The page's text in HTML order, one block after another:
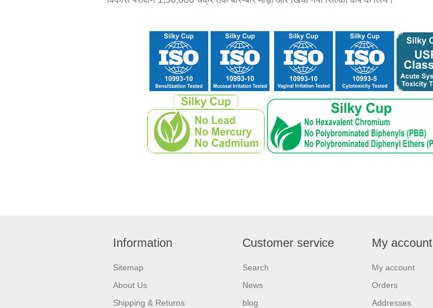
Information
Sitemap
About Us
Shipping & Returns
Customer service
Search
News
blog
My account
My account
Orders
Addresses